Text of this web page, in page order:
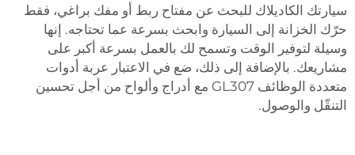
سيارتك الكاديلاك للبحث عن مفتاح ربط أو مفك براغي، فقط
حرّك الخزانة إلى السيارة وابحث بسرعة عما تحتاجه. إنها
وسيلة لتوفير الوقت وتسمح لك بالعمل بسرعة أكبر على
مشاريعك. بالإضافة إلى ذلك، ضع في الاعتبار عربة أدوات
متعددة الوظائف GL307 مع أدراج وألواح
من أجل تحسين
التنقّل والوصول.